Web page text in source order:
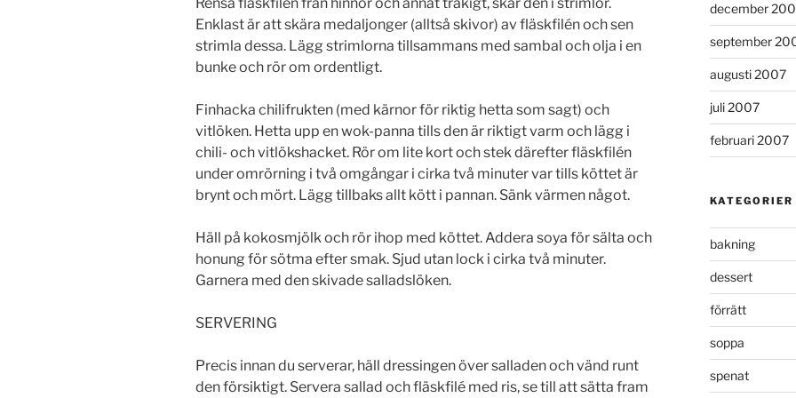
Enklast är att skära medaljonger (alltså skivor) av fläskfilén och sen
strimla dessa. Lägg strimlorna tillsammans med sambal och olja i en
bunke och rör om ordentligt.
Finhacka chilifrukten (med kärnor för riktig hetta som sagt) och
vitlöken. Hetta upp en wok-panna tills den är riktigt varm och lägg i
chili- och vitlökshacket. Rör om lite kort och stek därefter fläskfilén
under omrörning i två omgångar i cirka två minuter var tills köttet är
brynt och mört. Lägg tillbaks allt kött i pannan. Sänk värmen något.
Häll på kokosmjölk och rör ihop med köttet. Addera soya för sälta och
honung för sötma efter smak. Sjud utan lock i cirka två minuter.
Garnera med den skivade salladslöken.
SERVERING
Precis innan du serverar, häll dressingen över salladen och vänd runt
den försiktigt. Servera sallad och fläskfilé med ris, se till att sätta fram
december
september
augusti 2007
juli 2007
februari 2007
KATEGORIER
bakning
dessert
förrätt
soppa
spenat